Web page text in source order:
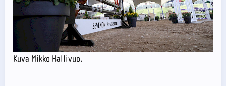
Kuva Mikko Hallivuo.